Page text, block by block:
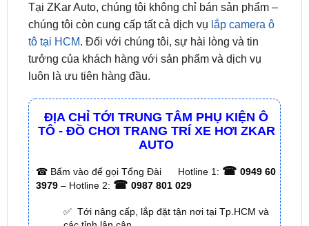
bảo rằng khách hàng của chúng tôi nhận được sản
phẩm tốt nhất có thể.
Tại ZKar Auto, chúng tôi không chỉ bán sản phẩm –
chúng tôi còn cung cấp tất cả dịch vụ
tô tại HCM. Đối với chúng tôi, sự hài lòng và tin
tưởng của khách hàng với sản phẩm và dịch vụ
luôn là ưu tiên hàng đầu.
ĐỊA CHỈ TỚI TRUNG TÂM PHỤ KIỆN Ô
TÔ - ĐỒ CHƠI TRANG TRÍ XE HƠI ZKAR